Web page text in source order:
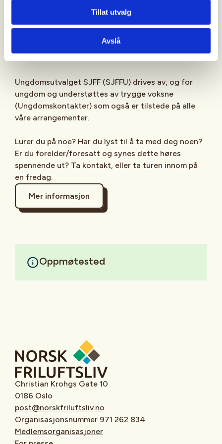
Tillat utvalg
Avslå
SJFFUpå Instagram
TikTokog vår egenpodcastpå din favoritt-
Ungdomsutvalget SJFF (SJFFU) drives av, og for
ungdom og understøttes av trygge voksne
(Ungdomskontakter) som også er tilstede på alle
våre arrangementer.
Lurer du på noe? Har du lyst til å ta med deg noen?
Er du forelder/foresatt og synes dette høres
spennende ut? Ta kontakt, eller ta turen innom på
en fredag.
Mer informasjon
Oppmøtested
Christian Krohgs Gate 10
0186 Oslo
post@norskfriluftsliv.no
Organisasjonsnummer 971 262 834
Medlemsorganisasjoner